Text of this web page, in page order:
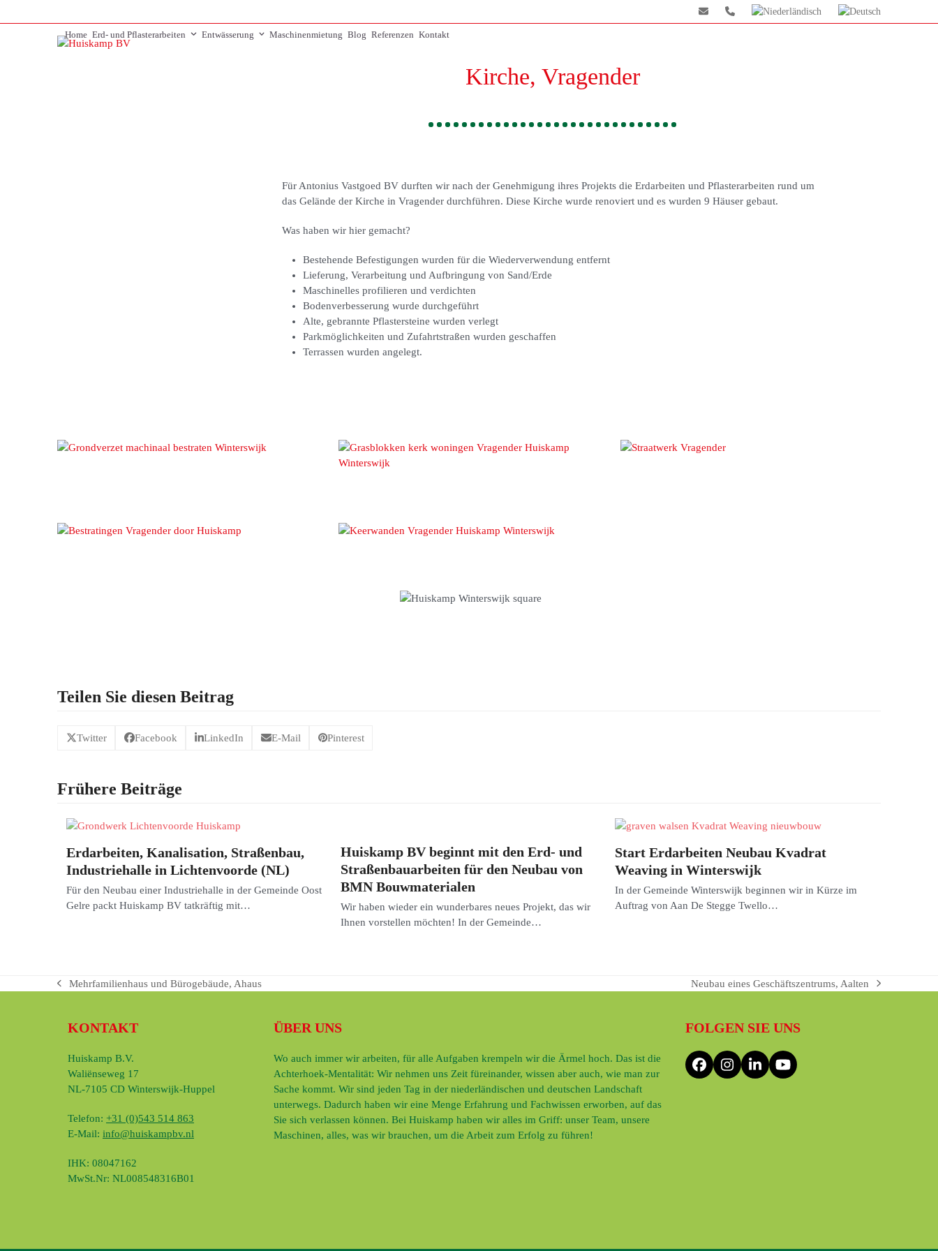
to
Home Erd- und Pflasterarbeiten Entwässerung Maschinenmietung Blog Referenzen Kontakt
Kirche, Vragender
Für Antonius Vastgoed BV durften wir nach der Genehmigung ihres Projekts die Erdarbeiten und Pflasterarbeiten rund um
das Gelände der Kirche in Vragender durchführen. Diese Kirche wurde renoviert und es wurden 9 Häuser gebaut.
Was haben wir hier gemacht?
Bestehende Befestigungen wurden für die Wiederverwendung entfernt
Lieferung, Verarbeitung und Aufbringung von Sand/Erde
Maschinelles profilieren und verdichten
Bodenverbesserung wurde durchgeführt
Alte, gebrannte Pflastersteine wurden verlegt
Parkmöglichkeiten und Zufahrtstraßen wurden geschaffen
Terrassen wurden angelegt.
Teilen Sie diesen Beitrag
Twitter Facebook LinkedIn E-Mail Pinterest
Frühere Beiträge
Erdarbeiten, Kanalisation, Straßenbau,
Industriehalle in Lichtenvoorde (NL)
Für den Neubau einer Industriehalle in der Gemeinde Oost
Gelre packt Huiskamp BV tatkräftig mit…
Huiskamp BV beginnt mit den Erd- und
Straßenbauarbeiten für den Neubau von
BMN Bouwmaterialen
Wir haben wieder ein wunderbares neues Projekt, das wir
Ihnen vorstellen möchten! In der Gemeinde…
Start Erdarbeiten Neubau Kvadrat
Weaving in Winterswijk
In der Gemeinde Winterswijk beginnen wir in Kürze im
Auftrag von Aan De Stegge Twello…
vorheriger
Mehrfamilienhaus und Bürogebäude, Ahaus
Nächster
Neubau eines Geschäftszentrums, Aalten
KONTAKT
Huiskamp B.V.
Waliënseweg 17
NL-7105 CD Winterswijk-Huppel
Telefon: +31 (0)543 514 863
E-Mail: info@huiskampbv.nl
IHK: 08047162
MwSt.Nr: NL008548316B01
ÜBER UNS
Wo auch immer wir arbeiten, für alle Aufgaben krempeln wir die Ärmel hoch. Das ist die
Achterhoek-Mentalität: Wir nehmen uns Zeit füreinander, wissen aber auch, wie man zur
Sache kommt. Wir sind jeden Tag in der niederländischen und deutschen Landschaft
unterwegs. Dadurch haben wir eine Menge Erfahrung und Fachwissen erworben, auf das
Sie sich verlassen können. Bei Huiskamp haben wir alles im Griff: unser Team, unsere
Maschinen, alles, was wir brauchen, um die Arbeit zum Erfolg zu führen!
FOLGEN SIE UNS
FacebookInstagram
LinkedInYouTube